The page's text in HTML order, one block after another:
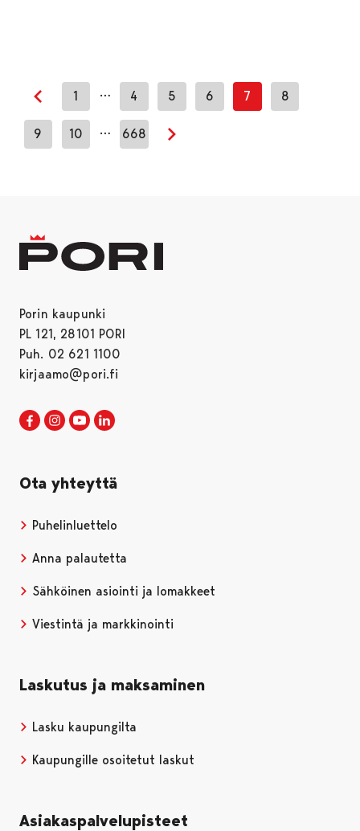
Edellinen sivu
1 … 4 5 6 7 8
9 10 … 668
Seuraava sivu
Porin kaupunki
PL 121, 28101 PORI
Puh. 02 621 1100
kirjaamo@pori.fi
Porin kaupunki Facebookissa
Avautuu uudessa välilehdessä
Porin kaupunki Instagramissa
Avautuu uudessa välilehdessä
Porin kaupunki Youtubessa
Avautuu uudessa välilehdessä
Ota yhteyttä
Puhelinluettelo
Anna palautetta
Sähköinen asiointi ja lomakkeet
Viestintä ja markkinointi
Laskutus ja maksaminen
Lasku kaupungilta
Kaupungille osoitetut laskut
Asiakaspalvelupisteet